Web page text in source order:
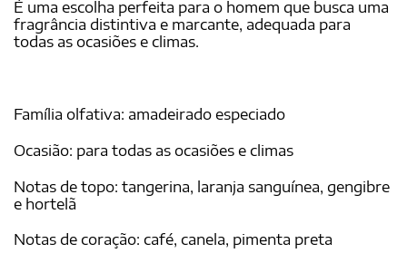
É uma escolha perfeita para o homem que busca uma
fragrância distintiva e marcante, adequada para
todas as ocasiões e climas.
Família olfativa: amadeirado especiado
Ocasião: para todas as ocasiões e climas
Notas de topo: tangerina, laranja sanguínea, gengibre
e hortelã
Notas de coração: café, canela, pimenta preta